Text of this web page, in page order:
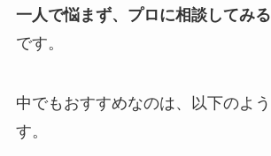
一人で悩まず、プロに相談してみ
です。
中でもおすすめなのは、以下のよ
す。